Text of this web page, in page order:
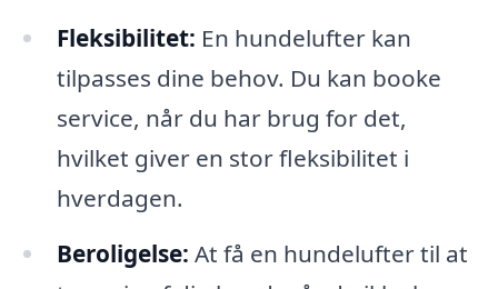
Fleksibilitet: En hundelufter kan
tilpasses dine behov. Du kan booke
service, når du har brug for det,
hvilket giver en stor fleksibilitet i
hverdagen.
Beroligelse: At få en hundelufter til at